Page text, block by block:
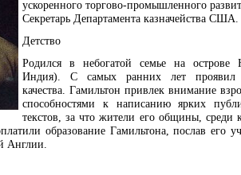
ускоренного торгово-промышленного
Секретарь Департамента казначейства США.
Детство
Родился в небогатой семье на острове
Индия). С самых ранних лет проявил
качества. Гамильтон привлек внимание
способностями к написанию ярких
текстов, за что жители его общины, среди
образование Гамильтона, послав его
Англии.